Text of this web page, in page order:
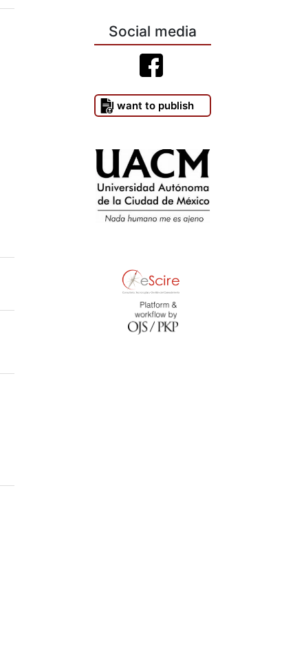
Social media
I want to publish